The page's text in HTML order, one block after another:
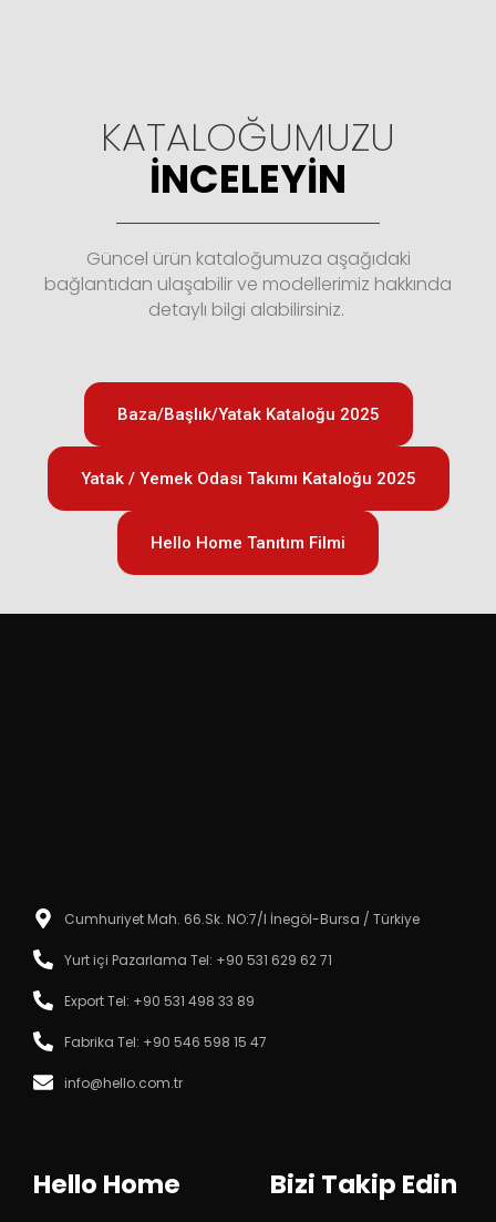
KATALOĞUMUZU
İNCELEYIN
Güncel ürün kataloğumuza aşağıdaki
bağlantıdan ulaşabilir ve modellerimiz hakkında
detaylı bilgi alabilirsiniz.
Baza/Başlık/Yatak Kataloğu 2025
Yatak / Yemek Odası Takımı Kataloğu 2025
Hello Home Tanıtım Filmi
Cumhuriyet Mah. 66.Sk. NO:7/I İnegöl-Bursa / Türkiye
Yurt içi Pazarlama Tel: +90 531 629 62 71‬
Export Tel: +90 531 498 33 89‬
Fabrika Tel: +90 546 598 15 47
info@hello.com.tr
Hello Home Bizi Takip Edin